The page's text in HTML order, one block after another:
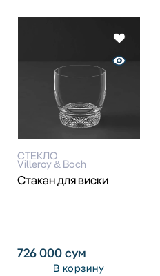
СТЕКЛО
Villeroy & Boch
Стакан для виски
726 000сум
В корзину